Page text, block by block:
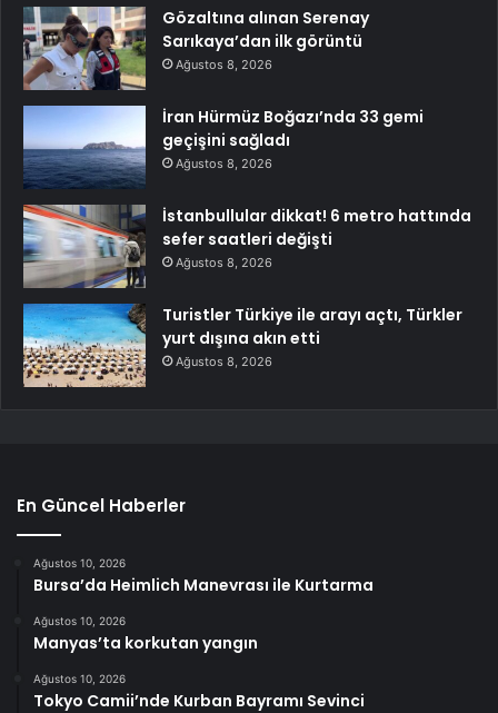
Gözaltına alınan Serenay
Sarıkaya’dan ilk görüntü
Ağustos 8, 2026
İran Hürmüz Boğazı’nda 33 gemi
geçişini sağladı
Ağustos 8, 2026
İstanbullular dikkat! 6 metro hattında
sefer saatleri değişti
Ağustos 8, 2026
Turistler Türkiye ile arayı açtı, Türkler
yurt dışına akın etti
Ağustos 8, 2026
En Güncel Haberler
Ağustos 10, 2026
Bursa’da Heimlich Manevrası ile Kurtarma
Ağustos 10, 2026
Manyas’ta korkutan yangın
Ağustos 10, 2026
Tokyo Camii’nde Kurban Bayramı Sevinci